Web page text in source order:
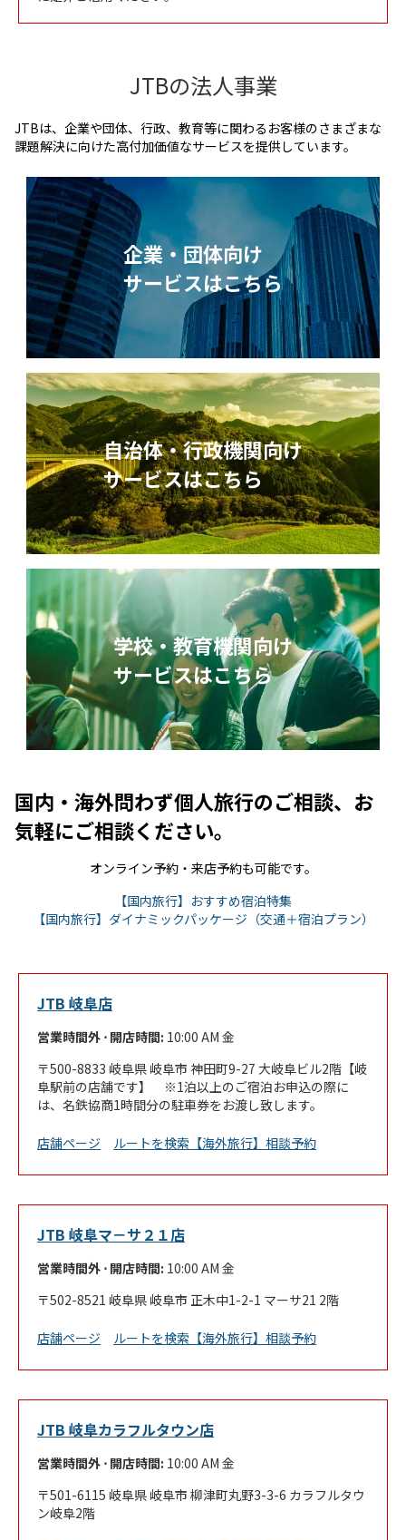
JTBの法人事業
JTBは、企業や団体、行政、教育等に関わるお客様のさまざまな
課題解決に向けた高付加価値なサービスを提供しています。
企業・団体向け
サービスはこちら
自治体・行政機関向け
サービスはこちら
学校・教育機関向け
サービスはこちら
国内・海外問わず個人旅行のご相談、お
気軽にご相談ください。
オンライン予約・来店予約も可能です。
【国内旅行】おすすめ宿泊特集
【国内旅行】ダイナミックパッケージ（交通＋宿泊プラン）
JTB 岐阜店
営業時間外 ⋅ 開店時間: 10:00 AM 金
500-8833 岐阜県 岐阜市 神田町9-27 大岐阜ビル2階【岐
阜駅前の店舗です】 ※1泊以上のご宿泊お申込の際に
は、名鉄協商1時間分の駐車券をお渡し致します。
店舗ページ ルートを検索 Link Opens in New Tab
【海外旅行】相談予約
JTB 岐阜マ－サ２１店
営業時間外 ⋅ 開店時間: 10:00 AM 金
502-8521 岐阜県 岐阜市 正木中1-2-1 マーサ21 2階
店舗ページ ルートを検索 Link Opens in New Tab
【海外旅行】相談予約
JTB 岐阜カラフルタウン店
営業時間外 ⋅ 開店時間: 10:00 AM 金
501-6115 岐阜県 岐阜市 柳津町丸野3-3-6 カラフルタウ
ン岐阜2階